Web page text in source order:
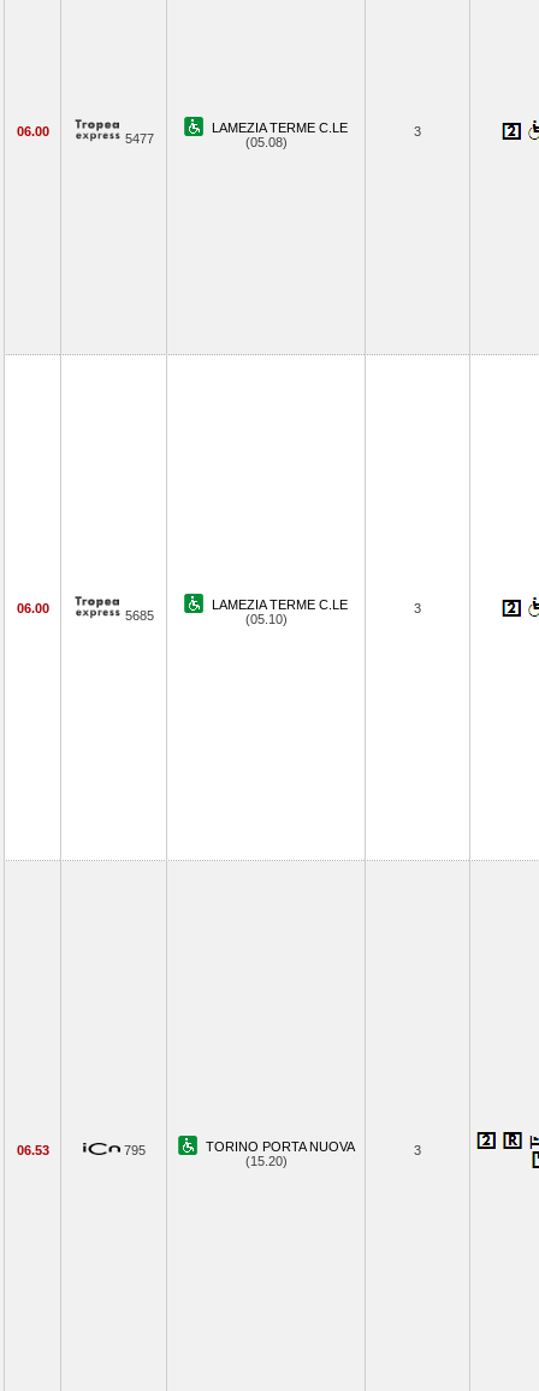
06.00 5477
LAMEZIA TERME C.LE
(05.08)
3
06.00 5685
LAMEZIA TERME C.LE
(05.10)
3
06.53 795
TORINO PORTA NUOVA
(15.20)
3